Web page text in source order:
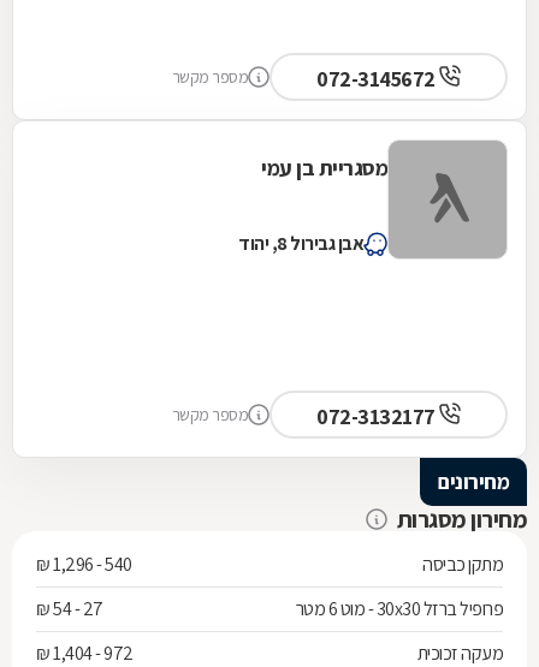
מספר מקשר
מסגריית בן עמי
אבן גבירול 8, יהוד
מספר מקשר
מחירונים
מחירון מסגרות
מתקן כביסה
540 - 1,296 ₪
פרופיל ברזל 30x30 - מוט 6 מטר
27 - 54 ₪
מעקה זכוכית
972 - 1,404 ₪